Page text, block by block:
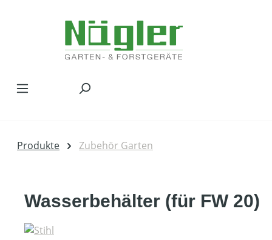
Produkte Zubehör Garten
Wasserbehälter (für FW 20)